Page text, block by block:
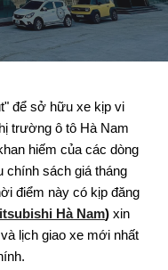
để sở hữu xe kịp vi
trường ô tô Hà Nam
hiếm của các dòng
chính sách giá tháng
điểm này có kịp đăng
Hà Nam) xin
lịch giao xe mới nhất